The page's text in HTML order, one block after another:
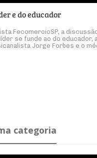
e do educador
FecomercioSP, a
se funde ao do educador,
Jorge Forbes e o
ca­te­goria